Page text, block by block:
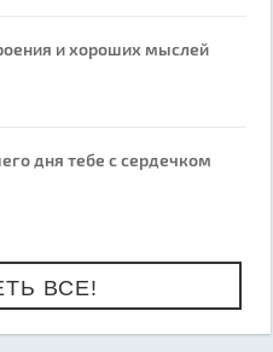
и хороших мыслей
дня тебе с сердечком
ВСЕ!